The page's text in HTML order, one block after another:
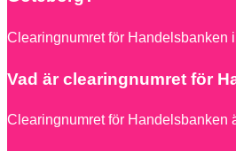
Clearingnumret för Handelsbanken
Vad är clearingnumret för
Clearingnumret för Handelsbanken